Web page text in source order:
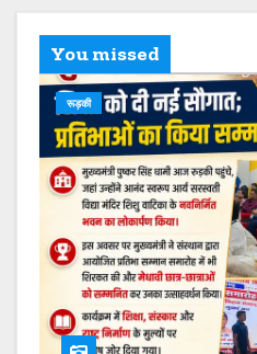
You missed
रूड़की